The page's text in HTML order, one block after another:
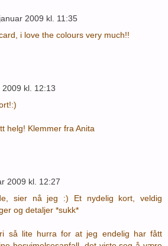
2009 kl. 11:35
i love the colours very much!!
2009 kl. 12:13
helg! Klemmer fra Anita
2009 kl. 12:27
sier nå jeg :) Et nydelig kort, veldig
og detaljer *sukk*
så lite hurra for at jeg endelig har fått